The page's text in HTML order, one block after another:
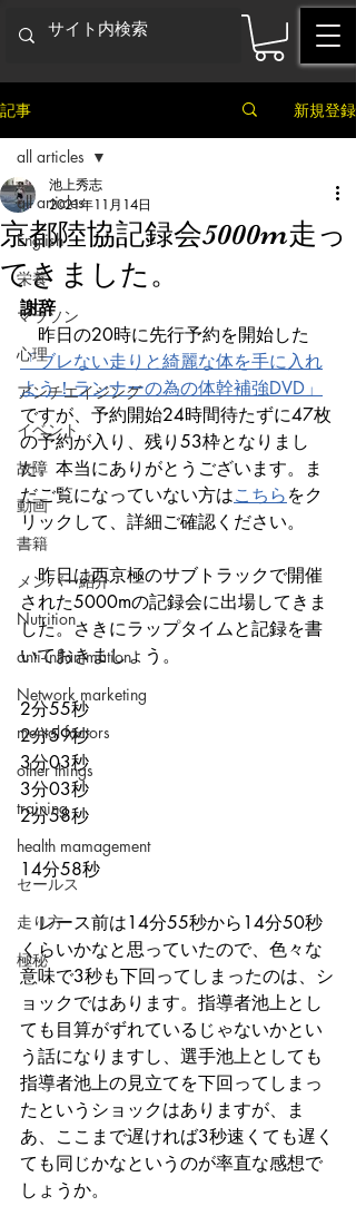
記事 新規登録
all articles
English
栄養
マラソン
心理
アンチエイジング
イベント
故障
動画
書籍
メンバー紹介
Nutrition
anti-inflammation
Network marketing
mental factors
other things
training
health mamagement
セールス
走り方
極秘
all articles
京都陸協記録会5000m走っ
てきました。
池上秀志
2021年11月14日
謝辞
昨日の20時に先行予約を開始した
「ブレない走りと綺麗な体を手に入れ
よう！ランナーの為の体幹補強DVD」
ですが、予約開始24時間待たずに47枚
の予約が入り、残り53枠となりまし
た。本当にありがとうございます。ま
だご覧になっていない方はこちらをク
リックして、詳細ご確認ください。
昨日は西京極のサブトラックで開催
された5000mの記録会に出場してきま
した。さきにラップタイムと記録を書
いておきましょう。
2分55秒
2分59秒
3分03秒
3分03秒
2分58秒
14分58秒
レース前は14分55秒から14分50秒
くらいかなと思っていたので、色々な
意味で3秒も下回ってしまったのは、シ
ョックではあります。指導者池上とし
ても目算がずれているじゃないかとい
う話になりますし、選手池上としても
指導者池上の見立てを下回ってしまっ
たというショックはありますが、ま
あ、ここまで遅ければ3秒速くても遅く
ても同じかなというのが率直な感想で
しょうか。